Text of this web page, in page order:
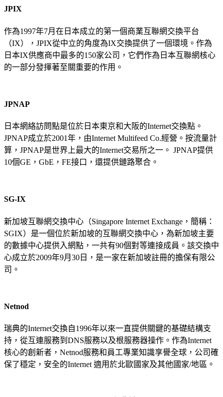
JPIX
作為1997年7月在日本成立的第一個商業互聯網交換平台
（IX），JPIX從中立的角度為IX交換提供了一個環境。作為
日本IX供應商中最多的150家公司，它們作為日本互聯網核心
的一部分發揮著至關重要的作用。
JPNAP
日本網絡訪問點是位於日本東京和大阪的Internet交換點。
JPNAP成立於2001年，由Internet Multifeed Co.經營。按流量計
算，JPNAP是世界上最大的Internet交易所之一。 JPNAP提供
10個GE，GbE，FE接口，還提供鏈路聚合。
SG-IX
新加坡互聯網交換中心（Singapore Internet Exchange，簡稱：
SGIX）是一個位於新加坡的互聯網交換中心，為新加坡主要
的數據中心提供入網點，一共有90個對等連接成員。該交換中
心成立於2009年9月30日，是一家在新加坡註冊的擔保有限公
司。
Netnod
瑞典的Internet交換自1996年以來一直提供關鍵的基礎結構支
持，從互連服務到DNS服務以及根服務器操作。作為Internet
核心的創新者，Netnod服務和員工專業知識享譽全球，公司確
保了穩定，安全的Internet 適用於北歐國家及其他國家/地區。